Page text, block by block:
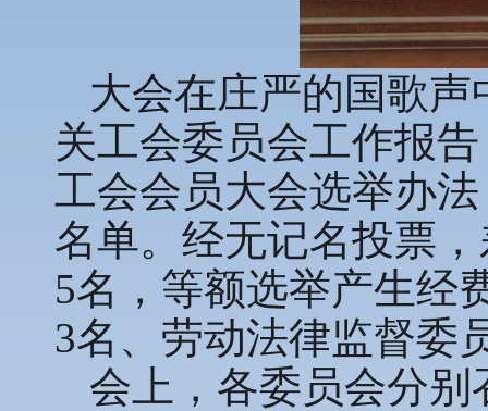
大会在庄严的国歌
关工会委员会工作报
工会会员大会选举办
名单。经无记名投票
5名，等额选举产生经
3名、劳动法律监督委
会上，各委员会分